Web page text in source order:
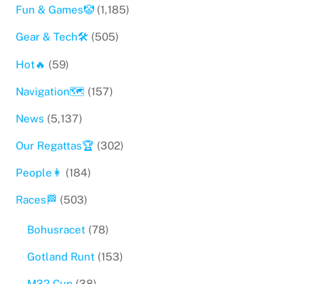
Fun & Games🤡(1,185)
Gear & Tech🛠 (505)
Hot🔥 (59)
Navigation🗺 (157)
News (5,137)
Our Regattas🏆 (302)
People👩 (184)
Races🏁 (503)
Bohusracet(78)
Gotland Runt(153)